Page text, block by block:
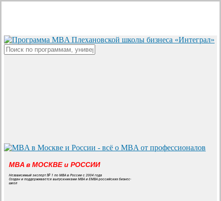
content
MBA в МОСКВЕ и РОССИИ
Независимый эксперт № 1 по MBA в России с 2004 года
Создан и поддерживается выпускниками MBA и EMBA российских бизнес-
школ